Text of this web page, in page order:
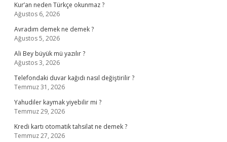
Kur’an neden Türkçe okunmaz ?
Ağustos 6, 2026
Avradım demek ne demek ?
Ağustos 5, 2026
Ali Bey büyük mü yazılır ?
Ağustos 3, 2026
Telefondaki duvar kağıdı nasıl değiştirilir ?
Temmuz 31, 2026
Yahudiler kaymak yiyebilir mi ?
Temmuz 29, 2026
Kredi kartı otomatik tahsilat ne demek ?
Temmuz 27, 2026